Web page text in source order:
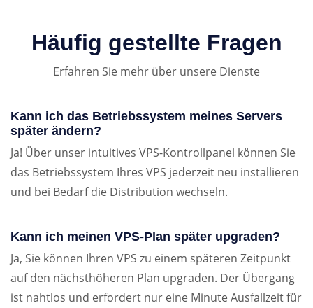
Häufig gestellte Fragen
Erfahren Sie mehr über unsere Dienste
Kann ich das Betriebssystem meines Servers
später ändern?
Ja! Über unser intuitives VPS-Kontrollpanel können Sie
das Betriebssystem Ihres VPS jederzeit neu installieren
und bei Bedarf die Distribution wechseln.
Kann ich meinen VPS-Plan später upgraden?
Ja, Sie können Ihren VPS zu einem späteren Zeitpunkt
auf den nächsthöheren Plan upgraden. Der Übergang
ist nahtlos und erfordert nur eine Minute Ausfallzeit für